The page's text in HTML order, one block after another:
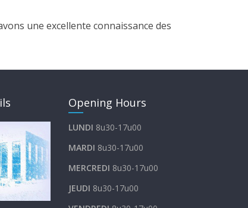
une excellente connaissance des
Opening Hours
LUNDI 8u30-17u00
MARDI 8u30-17u00
MERCREDI 8u30-17u00
JEUDI 8u30-17u00